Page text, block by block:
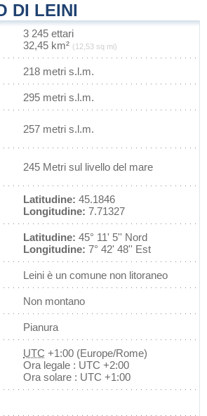
DI LEINI
3 245 ettari
32,45 km² (12,53 sq mi)
218 metri s.l.m.
295 metri s.l.m.
257 metri s.l.m.
245 Metri sul livello del mare
Latitudine: 45.1846
Longitudine: 7.71327
Latitudine: 45° 11' 5'' Nord
Longitudine: 7° 42' 48'' Est
Leini è un comune non litoraneo
Non montano
Pianura
UTC +1:00 (Europe/Rome)
Ora legale : UTC +2:00
Ora solare : UTC +1:00